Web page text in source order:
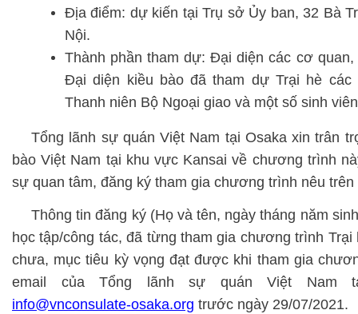
Địa điểm: dự kiến tại Trụ sở Ủy ban, 32 Bà
Nội.
Thành phần tham dự: Đại diện các cơ
Đại diện kiều bào đã tham dự Trại hè
Thanh niên Bộ Ngoại giao và một số sinh
Tổng lãnh sự quán Việt Nam tại Osaka xin trân
bào Việt Nam tại khu vực Kansai về chương trình
sự quan tâm, đăng ký tham gia chương trình nêu trên
Thông tin đăng ký (Họ và tên, ngày tháng năm
học tập/công tác, đã từng tham gia chương trình
chưa, mục tiêu kỳ vọng đạt được khi tham gia
email của Tổng lãnh sự quán Việt Nam
info@vnconsulate-osaka.org trước ngày 29/07/2021.